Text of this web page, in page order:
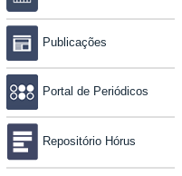
Publicações
Portal de Periódicos
Repositório Hórus